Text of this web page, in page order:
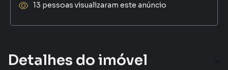
Detalhes do imóvel
13 pessoas visualizaram este anúncio